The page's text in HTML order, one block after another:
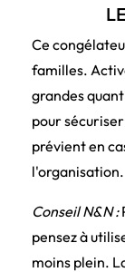
Ce
familles.
grandes
pour
prévient en
l'organisation.
Conseil N&N :
pensez à
moins plein.